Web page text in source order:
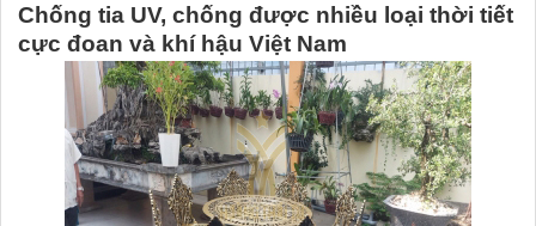
Chống tia UV, chống được nhiều loại thời tiết
cực đoan và khí hậu Việt Nam